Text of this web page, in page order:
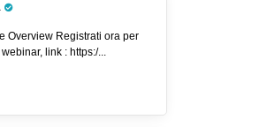
ora per
link : https:/...